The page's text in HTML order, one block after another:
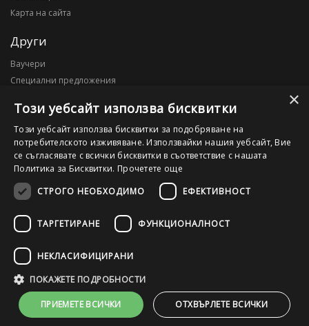
Карта на сайта
Други
Ваучери
Специални предложения
Моят профил
Моят профил
История на поръчките
Желани продукти
203010795
×
Този уебсайт използва бисквитки
Този уебсайт използва бисквитки за подобряване на
потребителското изживяване. Използвайки нашия уебсайт, Вие
се съгласявате с всички бисквитки в съответствие с нашата
Политика за Бисквитки. Прочетете още
СТРОГО НЕОБХОДИМО
ЕФЕКТИВНОСТ
ТАРГЕТИРАНЕ ФУНКЦИОНАЛНОСТ
НЕКЛАСИФИЦИРАНИ
ПОКАЖЕТЕ ПОДРОБНОСТИ
ПРИЕМЕТЕ ВСИЧКИ ОТХВЪРЛЕТЕ ВСИЧКИ